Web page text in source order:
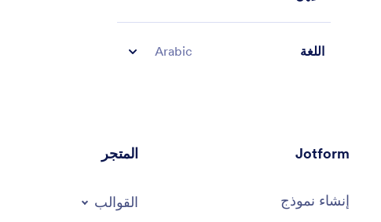
اللغة Arabic
Jotform
إنشاء نموذج
المتجر
القوالب